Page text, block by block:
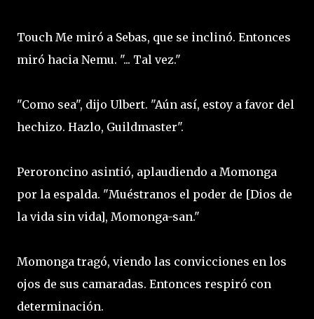
Touch Me miró a Sebas, que se inclinó. Entonces
miró hacia Nemu. "... Tal vez."
"Como sea", dijo Ulbert. "Aún así, estoy a favor del
hechizo. Hazlo, Guildmaster".
Peroroncino asintió, aplaudiendo a Momonga
por la espalda. "Muéstranos el poder de [Dios de
la vida sin vida], Momonga-san."
Momonga tragó, viendo las convicciones en los
ojos de sus camaradas. Entonces respiró con
determinación.